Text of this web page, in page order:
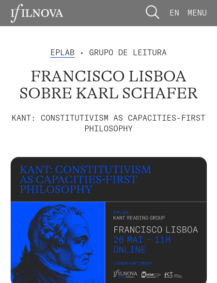
EN MENU
EPLAB • GRUPO DE LEITURA
FRANCISCO LISBOA
SOBRE KARL SCHAFER
KANT: CONSTITUTIVISM AS CAPACITIES-FIRST
PHILOSOPHY